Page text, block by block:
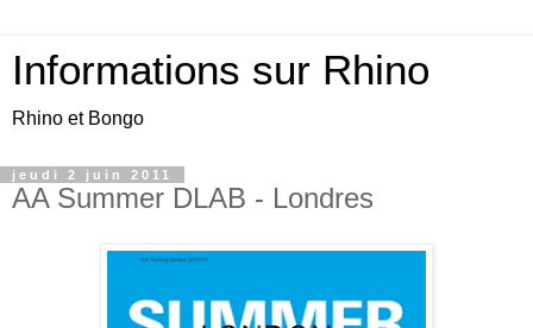
Informations sur Rhino
Rhino et Bongo
jeudi 2 juin 2011
AA Summer DLAB - Londres